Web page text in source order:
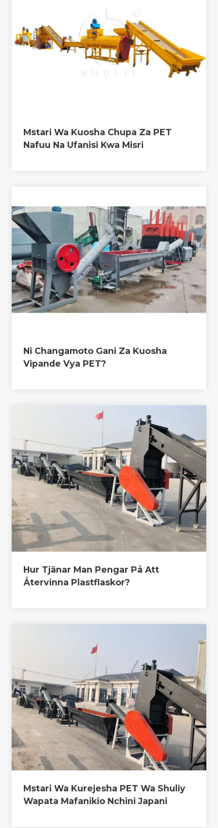
Mstari Wa Kuosha Chupa Za PET
Nafuu Na Ufanisi Kwa Misri
Ni Changamoto Gani Za Kuosha
Vipande Vya PET?
Hur Tjänar Man Pengar På Att
Återvinna Plastflaskor?
Mstari Wa Kurejesha PET Wa Shuliy
Wapata Mafanikio Nchini Japani